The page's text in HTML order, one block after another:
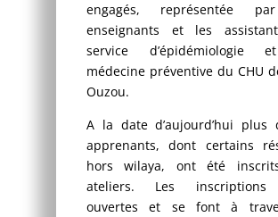
engagés, représentée
enseignants et les
service d’épidémiologie
médecine préventive du CHU
Ouzou.
A la date d’aujourd’hui plus
apprenants, dont certains
hors wilaya, ont été
ateliers. Les inscriptions
ouvertes et se font à